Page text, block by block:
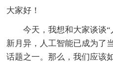
大家好！
今天，我想和大家谈谈“
新月异，人工智能已成为了
话题之一。那么，我们应该